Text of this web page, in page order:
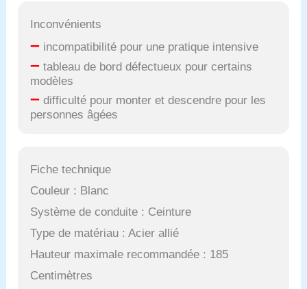
Inconvénients
– incompatibilité pour une pratique intensive
– tableau de bord défectueux pour certains
modèles
– difficulté pour monter et descendre pour les
personnes âgées
Fiche technique
Couleur : Blanc
Système de conduite : Ceinture
Type de matériau : Acier allié
Hauteur maximale recommandée : 185
Centimètres